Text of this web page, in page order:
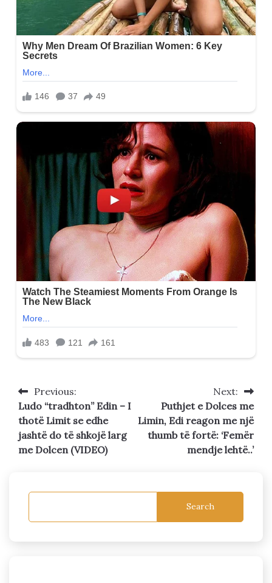
Post
navigation
Previous:
Ludo “tradhton” Edin – I
thotë Limit se edhe
jashtë do të shkojë larg
me Dolcen (VIDEO)
Next:
Puthjet e Dolces me
Limin, Edi reagon me një
thumb të fortë: ‘Femër
mendje lehtë..’
Search